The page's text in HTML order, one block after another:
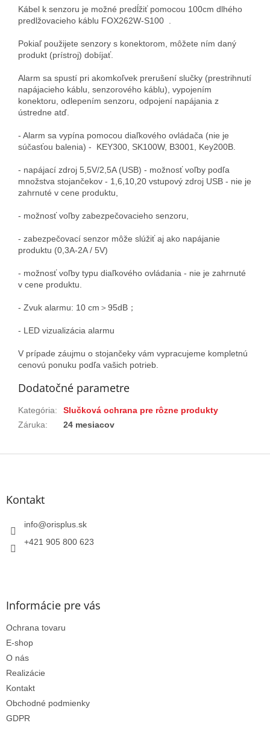
Kábel k senzoru je možné predĺžiť pomocou 100cm dlhého
predlžovacieho káblu FOX262W-S100 .
Pokiaľ použijete senzory s konektorom, môžete ním daný
produkt (prístroj) dobíjať.
Alarm sa spustí pri akomkoľvek prerušení slučky (prestrihnutí
napájacieho káblu, senzorového káblu), vypojením
konektoru, odlepením senzoru, odpojení napájania z
ústredne atď.
- Alarm sa vypína pomocou diaľkového ovládača (nie je
súčasťou balenia) - KEY300, SK100W, B3001, Key200B.
- napájací zdroj 5,5V/2,5A (USB) - možnosť voľby podľa
množstva stojančekov - 1,6,10,20 vstupový zdroj USB - nie je
zahrnuté v cene produktu,
- možnosť voľby zabezpečovacieho senzoru,
- zabezpečovací senzor môže slúžiť aj ako napájanie
produktu (0,3A-2A / 5V)
- možnosť voľby typu diaľkového ovládania - nie je zahrnuté
v cene produktu.
- Zvuk alarmu: 10 cm＞95dB；
- LED vizualizácia alarmu
V prípade záujmu o stojančeky vám vypracujeme kompletnú
cenovú ponuku podľa vašich potrieb.
Dodatočné parametre
Kategória:
Slučková ochrana pre rôzne produkty
Záruka: 24 mesiacov
Z
Kontakt
info@orisplus.sk
+421 905 800 623
Informácie pre vás
Ochrana tovaru
E-shop
O nás
Realizácie
Kontakt
Obchodné podmienky
GDPR